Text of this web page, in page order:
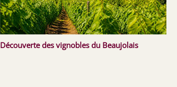
Découverte des vignobles du Beaujolais